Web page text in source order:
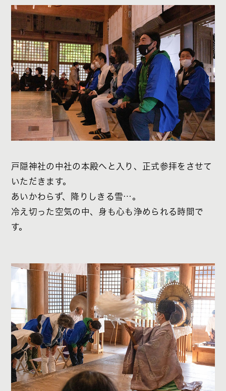
戸隠神社の中社の本殿へと入り、正式参拝をさせて
いただきます。
あいかわらず、降りしきる雪…。
冷え切った空気の中、身も心も浄められる時間で
す。